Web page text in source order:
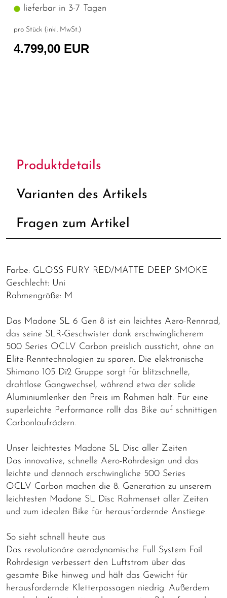
lieferbar in 3-7 Tagen
pro Stück (inkl. MwSt.)
4.799,00 EUR
Produktdetails
Varianten des Artikels
Fragen zum Artikel
Farbe: GLOSS FURY RED/MATTE DEEP SMOKE
Geschlecht: Uni
Rahmengröße: M
Das Madone SL 6 Gen 8 ist ein leichtes Aero-Rennrad,
das seine SLR-Geschwister dank erschwinglicherem
500 Series OCLV Carbon preislich aussticht, ohne an
Elite-Renntechnologien zu sparen. Die elektronische
Shimano 105 Di2 Gruppe sorgt für blitzschnelle,
drahtlose Gangwechsel, während etwa der solide
Aluminiumlenker den Preis im Rahmen hält. Für eine
superleichte Performance rollt das Bike auf schnittigen
Carbonlaufrädern.
Unser leichtestes Madone SL Disc aller Zeiten
Das innovative, schnelle Aero-Rohrdesign und das
leichte und dennoch erschwingliche 500 Series
OCLV Carbon machen die 8. Generation zu unserem
leichtesten Madone SL Disc Rahmenset aller Zeiten
und zum idealen Bike für herausfordernde Anstiege.
So sieht schnell heute aus
Das revolutionäre aerodynamische Full System Foil
Rohrdesign verbessert den Luftstrom über das
gesamte Bike hinweg und hält das Gewicht für
herausfordernde Kletterpassagen niedrig. Außerdem